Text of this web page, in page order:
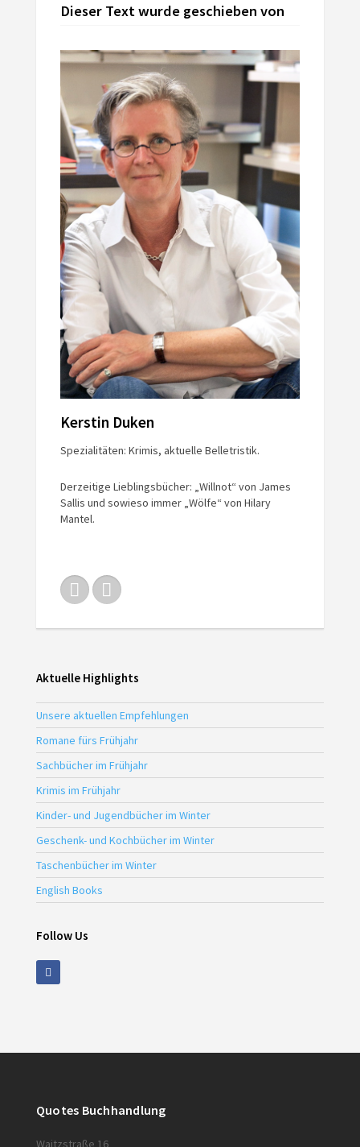
Dieser Text wurde geschieben von
Kerstin Duken
Spezialitäten: Krimis, aktuelle Belletristik.
Derzeitige Lieblingsbücher: „Willnot“ von James
Sallis und sowieso immer „Wölfe“ von Hilary
Mantel.
Aktuelle Highlights
Unsere aktuellen Empfehlungen
Romane fürs Frühjahr
Sachbücher im Frühjahr
Krimis im Frühjahr
Kinder- und Jugendbücher im Winter
Geschenk- und Kochbücher im Winter
Taschenbücher im Winter
English Books
Follow Us
Quotes Buchhandlung
Waitzstraße 16